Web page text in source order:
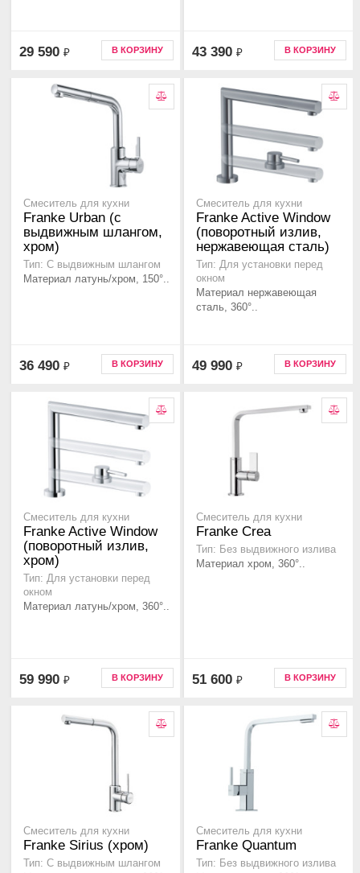
29 590 ₽ В КОРЗИНУ 43 390 ₽ В КОРЗИНУ
Смеситель для кухни
Franke Urban (с
выдвижным шлангом,
хром)
Тип: С выдвижным шлангом
Материал латунь/хром, 150°..
36 490 ₽ В КОРЗИНУ
Смеситель для кухни
Franke Active Window
(поворотный излив,
нержавеющая сталь)
Тип: Для установки перед
окном
Материал нержавеющая
сталь, 360°..
49 990 ₽ В КОРЗИНУ
Смеситель для кухни
Franke Active Window
(поворотный излив,
хром)
Тип: Для установки перед
окном
Материал латунь/хром, 360°..
59 990 ₽ В КОРЗИНУ
Смеситель для кухни
Franke Crea
Тип: Без выдвижного излива
Материал хром, 360°..
51 600 ₽ В КОРЗИНУ
Смеситель для кухни
Franke Sirius (хром)
Тип: С выдвижным шлангом
Смеситель для кухни
Franke Quantum
Тип: Без выдвижного излива